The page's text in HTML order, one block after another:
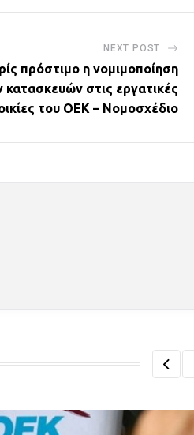
NEXT POST
πρόστιμο η νομιμοποίηση
κατασκευών στις εργατικές
του ΟΕΚ – Νομοσχέδιο